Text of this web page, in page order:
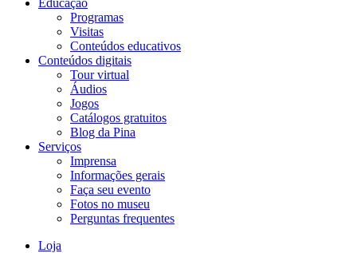
Programas
Visitas
Conteúdos educativos​
Conteúdos digitais
Tour virtual
Áudios
Jogos
Catálogos gratuitos
Blog da Pina
Serviços
Imprensa
Informações gerais
Faça seu evento
Fotos no museu
Perguntas frequentes
Loja